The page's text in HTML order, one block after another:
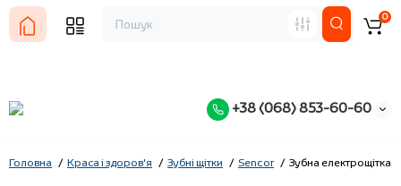
+38 (068) 853-60-60
0
Головна Краса і здоров'я Зубні щітки Sencor Зубна електрощітка